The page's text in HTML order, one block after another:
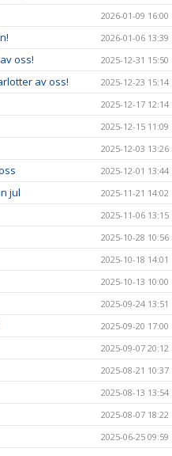
2026-01-09 16:00
2026-01-06 13:39
oss! 2025-12-31 15:50
av oss! 2025-12-23 15:14
2025-12-17 12:14
2025-12-15 11:09
2025-12-03 13:26
2025-12-01 13:44
jul 2025-11-21 14:02
2025-11-06 13:15
2025-10-28 10:56
2025-10-18 14:01
2025-10-13 10:00
2025-09-24 13:51
2025-09-20 17:00
2025-09-07 20:12
2025-08-21 10:37
2025-08-13 13:54
2025-08-07 18:22
2025-06-25 09:59